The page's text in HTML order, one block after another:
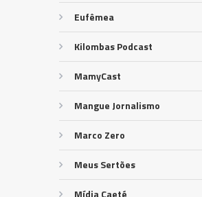
Eufêmea
Kilombas Podcast
MamyCast
Mangue Jornalismo
Marco Zero
Meus Sertões
Mídia Caeté